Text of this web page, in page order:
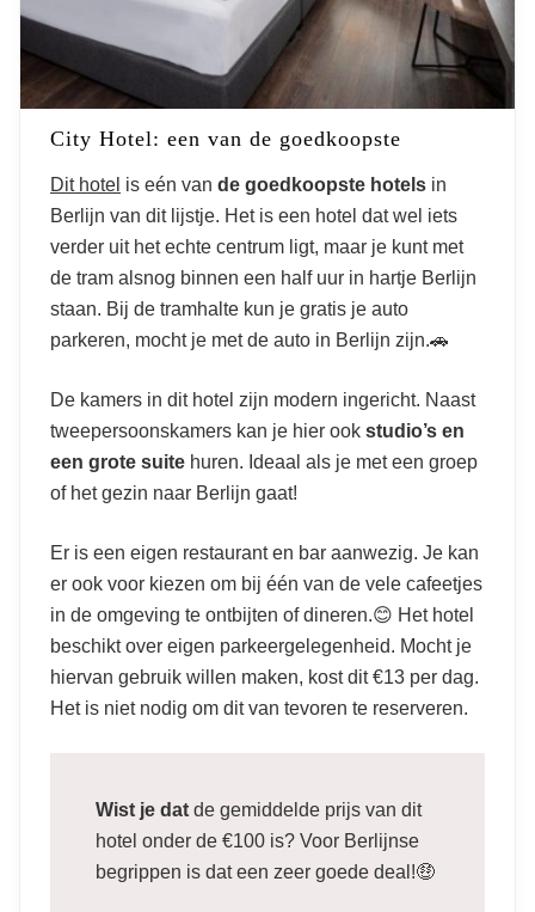
City Hotel: een van de goedkoopste
Dit hotel is eén van de goedkoopste hotels in
Berlijn van dit lijstje. Het is een hotel dat wel iets
verder uit het echte centrum ligt, maar je kunt met
de tram alsnog binnen een half uur in hartje Berlijn
staan. Bij de tramhalte kun je gratis je auto
parkeren, mocht je met de auto in Berlijn zijn.🚗
De kamers in dit hotel zijn modern ingericht. Naast
tweepersoonskamers kan je hier ook studio’s en
een grote suite huren. Ideaal als je met een groep
of het gezin naar Berlijn gaat!
Er is een eigen restaurant en bar aanwezig. Je kan
er ook voor kiezen om bij één van de vele cafeetjes
in de omgeving te ontbijten of dineren.😊 Het hotel
beschikt over eigen parkeergelegenheid. Mocht je
hiervan gebruik willen maken, kost dit €13 per dag.
Het is niet nodig om dit van tevoren te reserveren.
Wist je dat de gemiddelde prijs van dit
hotel onder de €100 is? Voor Berlijnse
begrippen is dat een zeer goede deal!🤑